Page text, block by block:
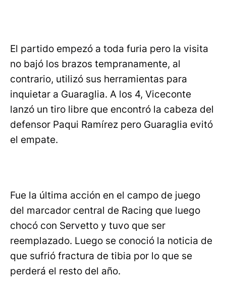
El partido empezó a toda furia pero la visita
no bajó los brazos tempranamente, al
contrario, utilizó sus herramientas para
inquietar a Guaraglia. A los 4, Viceconte
lanzó un tiro libre que encontró la cabeza del
defensor Paqui Ramírez pero Guaraglia evitó
el empate.
Fue la última acción en el campo de juego
del marcador central de Racing que luego
chocó con Servetto y tuvo que ser
reemplazado. Luego se conoció la noticia de
que sufrió fractura de tibia por lo que se
perderá el resto del año.